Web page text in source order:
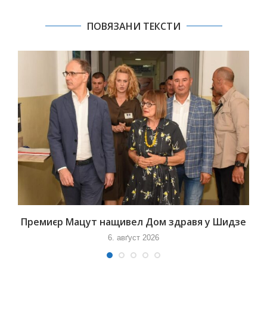
ПОВЯЗАНИ ТЕКСТИ
Премиєр Мацут нащивел Дом здравя у Шидзе
6. авґуст 2026